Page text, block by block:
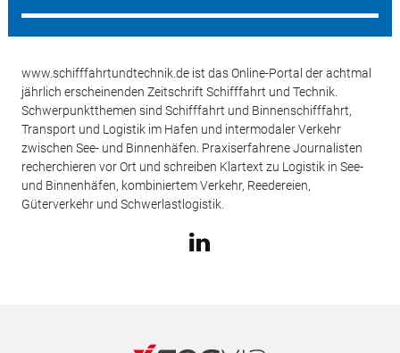
www.schifffahrtundtechnik.de ist das Online-Portal der achtmal
jährlich erscheinenden Zeitschrift Schifffahrt und Technik.
Schwerpunktthemen sind Schifffahrt und Binnenschifffahrt,
Transport und Logistik im Hafen und intermodaler Verkehr
zwischen See- und Binnenhäfen. Praxiserfahrene Journalisten
recherchieren vor Ort und schreiben Klartext zu Logistik in See-
und Binnenhäfen, kombiniertem Verkehr, Reedereien,
Güterverkehr und Schwerlastlogistik.